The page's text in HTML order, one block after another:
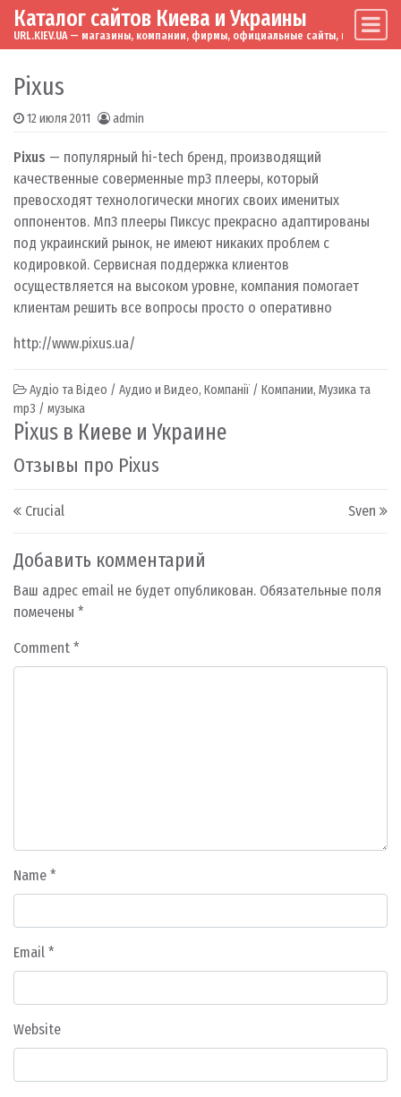
Skip to content
Main Navigation
Каталог сайтов Киева и Украины
URL.KIEV.UA — магазины, компании, фирмы, официальные сайты, мировые
Pixus
12 июля 2011 admin
Pixus — популярный hi-tech бренд, производящий
качественные соверменные mp3 плееры, который
превосходят технологически многих своих именитых
оппонентов. Мп3 плееры Пиксус прекрасно адаптированы
под украинский рынок, не имеют никаких проблем с
кодировкой. Сервисная поддержка клиентов
осуществляется на высоком уровне, компания помогает
клиентам решить все вопросы просто о оперативно
http://www.pixus.ua/
Аудіо та Відео / Аудио и Видео, Компанії / Компании, Музика та
mp3 / музыка
Pixus в Киеве и Украине
Отзывы про Pixus
Post navigation
Crucial Sven
Добавить комментарий
Ваш адрес email не будет опубликован. Обязательные поля
помечены *
Comment *
Name *
Email *
Website